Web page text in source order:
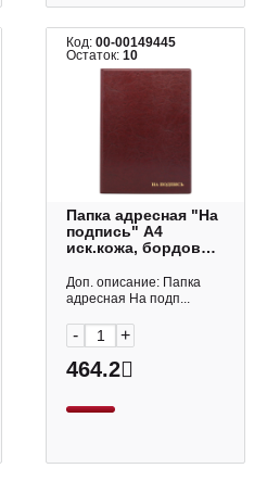
Код:00-00149445
Остаток:10
Папка адресная "На
подпись" А4
иск.кожа, бордовая
Доп. описание: Папка
адресная На подп...
- +
464.2